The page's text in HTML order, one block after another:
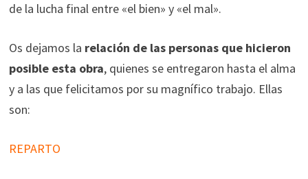
de la lucha final entre «el bien» y «el mal».
Os dejamos la relación de las personas que hicieron
posible esta obra, quienes se entregaron hasta el alma
y a las que felicitamos por su magnífico trabajo. Ellas
son:
REPARTO